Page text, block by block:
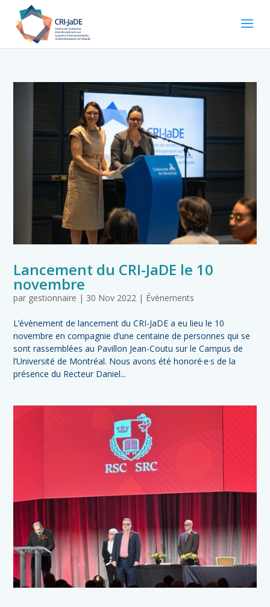
Lancement du CRI-JaDE le 10
novembre
par gestionnaire | 30 Nov 2022 | Évènements
L’évènement de lancement du CRI-JaDE a eu lieu le 10
novembre en compagnie d’une centaine de personnes qui se
sont rassemblées au Pavillon Jean-Coutu sur le Campus de
l’Université de Montréal. Nous avons été honoré·e·s de la
présence du Recteur Daniel...